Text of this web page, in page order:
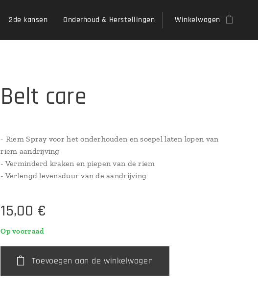
2de kansen Onderhoud & Herstellingen Winkelwagen
Belt care
- Riem Spray voor het onderhouden en soepel laten lopen van
riem aandrijving
- Verminderd kraken en piepen van de riem
- Verlengd levensduur van de aandrijving
15,00 €
Op voorraad
Toevoegen aan de winkelwagen